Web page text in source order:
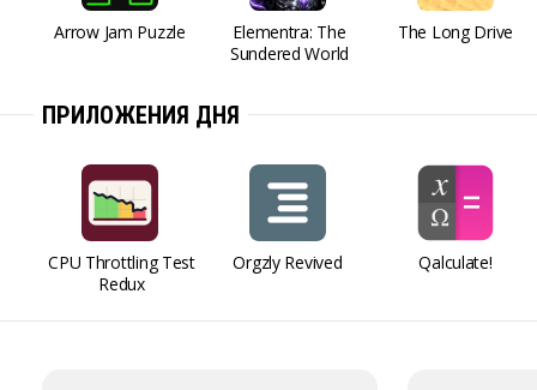
Arrow Jam Puzzle
Elementra: The
Sundered World
The Long Drive
ПРИЛОЖЕНИЯ ДНЯ
CPU Throttling Test
Redux
Orgzly Revived Qalculate!